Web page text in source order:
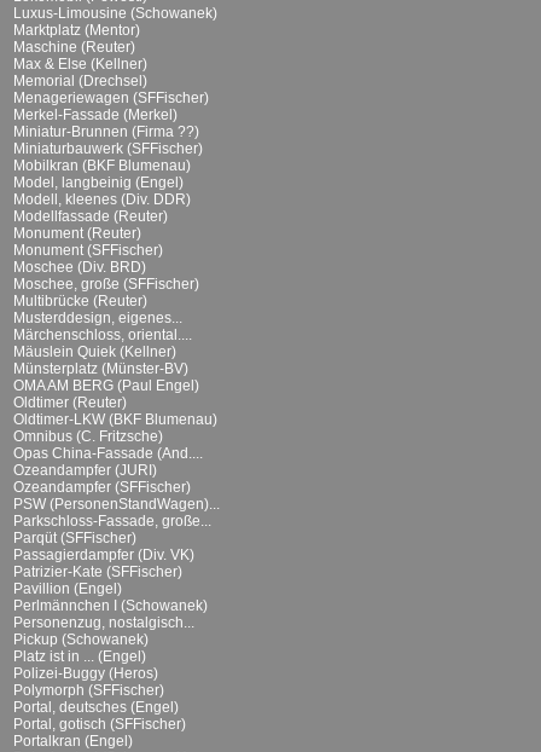
Luxus-Limousine (Schowanek)
Marktplatz (Mentor)
Maschine (Reuter)
Max & Else (Kellner)
Memorial (Drechsel)
Menageriewagen (SFFischer)
Merkel-Fassade (Merkel)
Miniatur-Brunnen (Firma ??)
Miniaturbauwerk (SFFischer)
Mobilkran (BKF Blumenau)
Model, langbeinig (Engel)
Modell, kleenes (Div. DDR)
Modellfassade (Reuter)
Monument (Reuter)
Monument (SFFischer)
Moschee (Div. BRD)
Moschee, große (SFFischer)
Multibrücke (Reuter)
Musterddesign, eigenes...
Märchenschloss, oriental....
Mäuslein Quiek (Kellner)
Münsterplatz (Münster-BV)
OMA AM BERG (Paul Engel)
Oldtimer (Reuter)
Oldtimer-LKW (BKF Blumenau)
Omnibus (C. Fritzsche)
Opas China-Fassade (And....
Ozeandampfer (JURI)
Ozeandampfer (SFFischer)
PSW (PersonenStandWagen)...
Parkschloss-Fassade, große...
Parqüt (SFFischer)
Passagierdampfer (Div. VK)
Patrizier-Kate (SFFischer)
Pavillion (Engel)
Perlmännchen I (Schowanek)
Personenzug, nostalgisch...
Pickup (Schowanek)
Platz ist in ... (Engel)
Polizei-Buggy (Heros)
Polymorph (SFFischer)
Portal, deutsches (Engel)
Portal, gotisch (SFFischer)
Portalkran (Engel)